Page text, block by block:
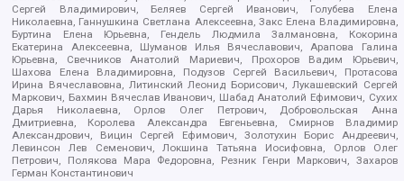
Сергей Владимирович, Беляев Сергей Иванович, Голубева Елена
Николаевна, Ганнушкина Светлана Алексеевна, Закс Елена Владимировна,
Буртина Елена Юрьевна, Гендель Людмила Залмановна, Кокорина
Екатерина Алексеевна, Шуманов Илья Вячеславович, Арапова Галина
Юрьевна, Свечников Анатолий Мариевич, Прохоров Вадим Юрьевич,
Шахова Елена Владимировна, Подузов Сергей Васильевич, Протасова
Ирина Вячеславовна, Литинский Леонид Борисович, Лукашевский Сергей
Маркович, Бахмин Вячеслав Иванович, Шабад Анатолий Ефимович, Сухих
Дарья Николаевна, Орлов Олег Петрович, Добровольская Анна
Дмитриевна, Королева Александра Евгеньевна, Смирнов Владимир
Александрович, Вицин Сергей Ефимович, Золотухин Борис Андреевич,
Левинсон Лев Семенович, Локшина Татьяна Иосифовна, Орлов Олег
Петрович, Полякова Мара Федоровна, Резник Генри Маркович, Захаров
Герман Константинович